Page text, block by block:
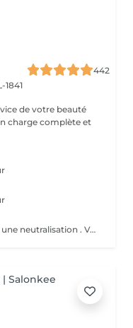
442
1841
charge complète et
Le service d'éclaircissement nécessite une neutralisation . Veuillez cliquer sur le service Patine/Gloss